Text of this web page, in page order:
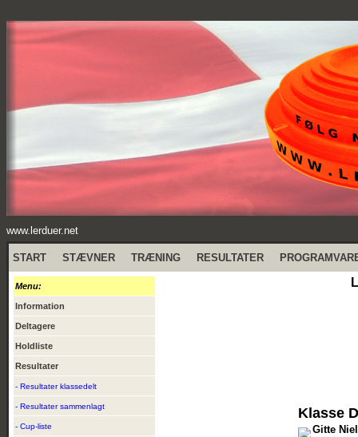
www.lerduer.net
START STÆVNER TRÆNING RESULTATER
Menu:
Information
Deltagere
Holdliste
Resultater
- Resultater klassedelt
- Resultater sammenlagt
- Cup-liste
Klasse D
Gitte